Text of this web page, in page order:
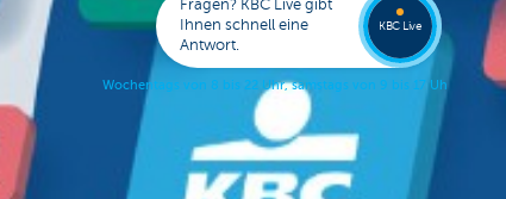
Fragen? KBC Live gibt
Ihnen schnell eine
Antwort.
Wochentags von 8 bis 22 Uhr, samstags von 9 bis 17 Uh
KBC Live